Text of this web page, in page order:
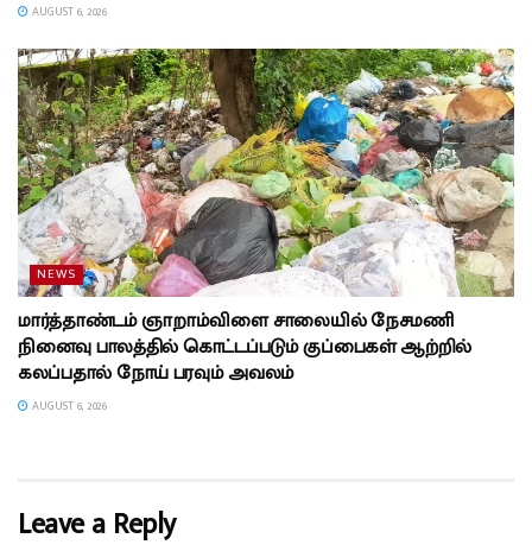
AUGUST 6, 2026
NEWS
மார்த்தாண்டம் ஞாறாம்விளை சாலையில் நேசமணி
நினைவு பாலத்தில் கொட்டப்படும் குப்பைகள் ஆற்றில்
கலப்பதால் நோய் பரவும் அவலம்
AUGUST 6, 2026
Leave a Reply